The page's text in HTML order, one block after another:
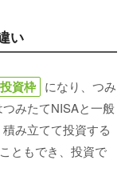
い
資枠 になり、つみ
みたてNISAと一般
み立てて投資する
ともでき、投資で